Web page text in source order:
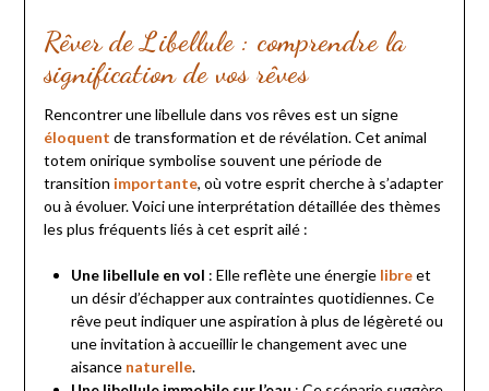
Rêver de Libellule : comprendre la
signification de vos rêves
Rencontrer une libellule dans vos rêves est un signe
éloquent de transformation et de révélation. Cet animal
totem onirique symbolise souvent une période de
transition importante, où votre esprit cherche à s’adapter
ou à évoluer. Voici une interprétation détaillée des thèmes
les plus fréquents liés à cet esprit ailé :
Une libellule en vol : Elle reflète une énergie libreet
un désir d’échapper aux contraintes quotidiennes. Ce
rêve peut indiquer une aspiration à plus de légèreté ou
une invitation à accueillir le changement avec une
aisance naturelle.